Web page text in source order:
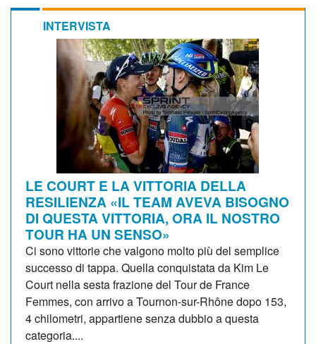
INTERVISTA
LE COURT E LA VITTORIA DELLA
RESILIENZA «IL TEAM AVEVA BISOGNO
DI QUESTA VITTORIA, ORA IL NOSTRO
TOUR HA UN SENSO»
Ci sono vittorie che valgono molto più del semplice
successo di tappa. Quella conquistata da Kim Le
Court nella sesta frazione del Tour de France
Femmes, con arrivo a Tournon-sur-Rhône dopo 153,
4 chilometri, appartiene senza dubbio a questa
categoria....